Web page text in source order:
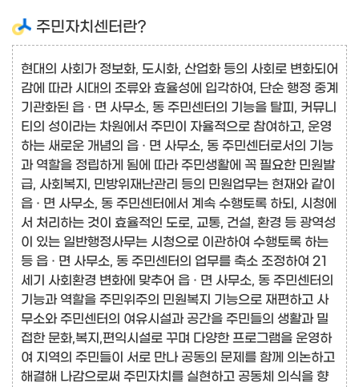
주민자치센터란?
현대의 사회가 정보화, 도시화, 산업화 등의 사회로 변화되어
감에 따라 시대의 조류와 효율성에 입각하여, 단순 행정 중계
기관화된 읍 · 면 사무소, 동 주민센터의 기능을 탈피, 커뮤니
티의 성이라는 차원에서 주민이 자율적으로 참여하고, 운영
하는 새로운 개념의 읍 · 면 사무소, 동 주민센터로서의 기능
과 역할을 정립하게 됨에 따라 주민생활에 꼭 필요한 민원발
급, 사회복지, 민방위재난관리 등의 민원업무는 현재와 같이
읍 · 면 사무소, 동 주민센터에서 계속 수행토록 하되, 시청에
서 처리하는 것이 효율적인 도로, 교통, 건설, 환경 등 광역성
이 있는 일반행정사무는 시청으로 이관하여 수행토록 하는
등 읍 · 면 사무소, 동 주민센터의 업무를 축소 조정하여 21
세기 사회환경 변화에 맞추어 읍 · 면 사무소, 동 주민센터의
기능과 역할을 주민위주의 민원복지 기능으로 재편하고 사
무소와 주민센터의 여유시설과 공간을 주민들의 생활과 밀
접한 문화,복지,편익시설로 꾸며 다양한 프로그램을 운영하
여 지역의 주민들이 서로 만나 공동의 문제를 함께 의논하고
해결해 나감으로써 주민자치를 실현하고 공동체 의식을 향